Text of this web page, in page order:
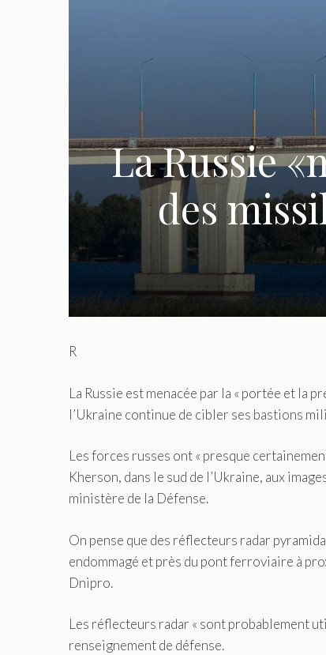
La Russie
des
R
La Russie est menacée par la « portée et la
l’Ukraine continue de cibler ses bastions
Les forces russes ont « presque
Kherson, dans le sud de l’Ukraine, aux
ministère de la Défense.
On pense que des réflecteurs radar
endommagé et près du pont ferroviaire à
Dnipro.
Les réflecteurs radar « sont probablement
renseignement de défense.